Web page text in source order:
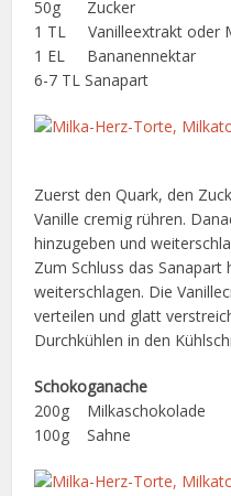
50g Zucker
1 TL Vanilleextrakt oder
1 EL Bananennektar
6-7 TL Sanapart
Zuerst den Quark, den
Vanille cremig rühren.
hinzugeben und
Zum Schluss das
weiterschlagen. Die
verteilen und glatt
Durchkühlen in den
Schokoganache
200g Milkaschokolade
100g Sahne